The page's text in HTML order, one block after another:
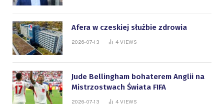
Afera w czeskiej służbie zdrowia
2026-07-13 4 VIEWS
Jude Bellingham bohaterem Anglii na
Mistrzostwach Świata FIFA
2026-07-13 4 VIEWS